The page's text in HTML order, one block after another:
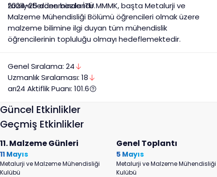
faaliyetlerden bazılarıdır.
2024-25 döneminde İTÜ MMMK, başta Metalurji ve
Malzeme Mühendisliği Bölümü öğrencileri olmak üzere
malzeme bilimine ilgi duyan tüm mühendislik
öğrencilerinin topluluğu olmayı hedeflemektedir.
Genel Sıralama: 24
UzmanlıkSıralaması: 18
arı24 Aktiflik Puanı: 101.6
Güncel Etkinlikler
Geçmiş Etkinlikler
11. Malzeme Günleri
11 Mayıs
Metalurji ve Malzeme Mühendisliği
Kulübü
Genel Toplantı
5 Mayıs
Metalurji ve Malzeme Mühendisliği
Kulübü